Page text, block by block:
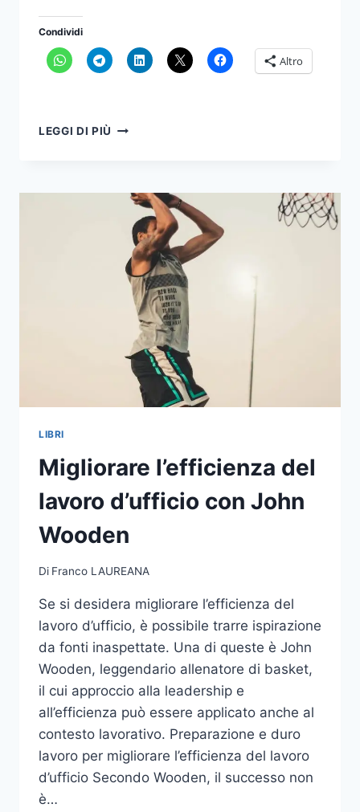
Condividi
Altro
LEGGI DI PIÙ COME
LAVORO
D’UFFICIO
PIATTAFORME
AI?
LIBRI
Migliorare l’efficienza del
lavoro d’ufficio con John
Wooden
Di Franco LAUREANA
Se si desidera migliorare l’efficienza del
lavoro d’ufficio, è possibile trarre ispirazione
da fonti inaspettate. Una di queste è John
Wooden, leggendario allenatore di basket,
il cui approccio alla leadership e
all’efficienza può essere applicato anche al
contesto lavorativo. Preparazione e duro
lavoro per migliorare l’efficienza del lavoro
d’ufficio Secondo Wooden, il successo non
è…